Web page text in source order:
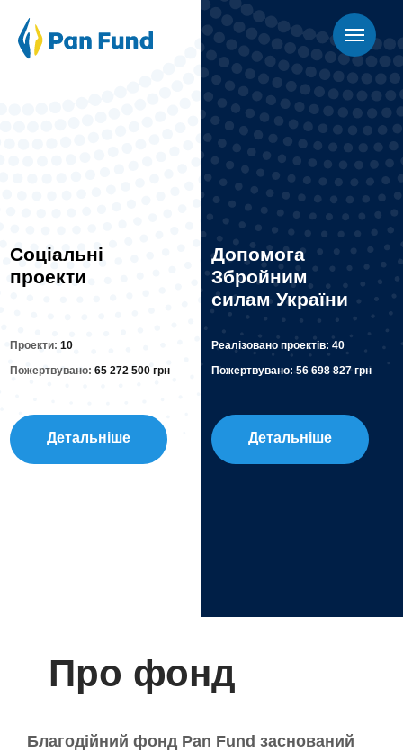
Соціальні
проекти
Проекти:10
Пожертвувано:65 272 500 грн
Детальніше
Допомога
Збройним
силам України
Реалізовано проектів:40
Пожертвувано:56 698 827 грн
Детальніше
Про фонд
Благодійний фонд Pan Fund заснований